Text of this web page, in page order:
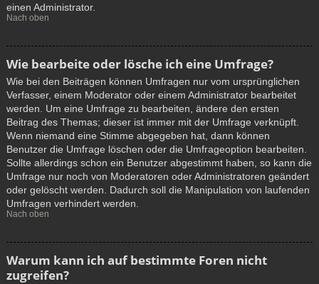
einen Administrator.
Nach oben
Wie bearbeite oder lösche ich eine Umfrage?
Wie bei den Beiträgen können Umfragen nur vom ursprünglichen
Verfasser, einem Moderator oder einem Administrator bearbeitet
werden. Um eine Umfrage zu bearbeiten, ändere den ersten
Beitrag des Themas; dieser ist immer mit der Umfrage verknüpft.
Wenn niemand eine Stimme abgegeben hat, dann können
Benutzer die Umfrage löschen oder die Umfrageoption bearbeiten.
Sollte allerdings schon ein Benutzer abgestimmt haben, so kann die
Umfrage nur noch von Moderatoren oder Administratoren geändert
oder gelöscht werden. Dadurch soll die Manipulation von laufenden
Umfragen verhindert werden.
Nach oben
Warum kann ich auf bestimmte Foren nicht
zugreifen?